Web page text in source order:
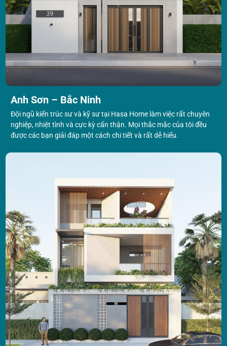
Anh Sơn – Bắc Ninh
Đội ngũ kiến trúc sư và kỹ sư tại Hasa Home làm việc rất chuyên
nghiệp, nhiệt tình và cực kỳ cẩn thận. Mọi thắc mắc của tôi đều
được các bạn giải đáp một cách chi tiết và rất dễ hiểu.